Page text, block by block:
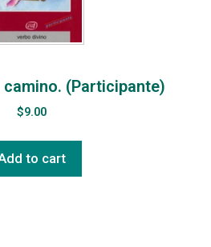
(Participante)
$9.00
to cart